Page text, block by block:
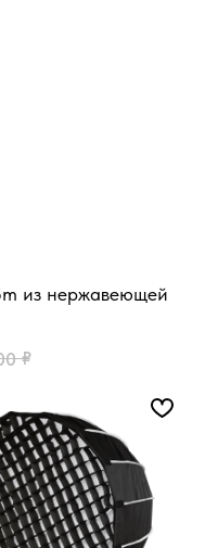
из нержавеющей
₽